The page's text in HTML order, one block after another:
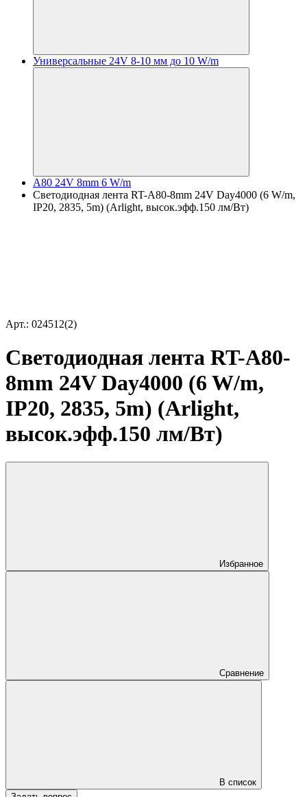
Универсальные 24V 8-10 мм до 10 W/m
A80 24V 8mm 6 W/m
Светодиодная лента RT-A80-8mm 24V Day4000 (6 W/m,
IP20, 2835, 5m) (Arlight, высок.эфф.150 лм/Вт)
Арт.: 024512(2)
Светодиодная лента RT-A80-
8mm 24V Day4000 (6 W/m,
IP20, 2835, 5m) (Arlight,
высок.эфф.150 лм/Вт)
Избранное
Сравнение
В список